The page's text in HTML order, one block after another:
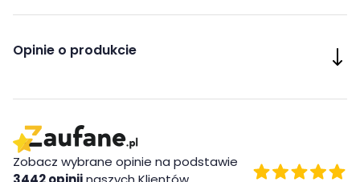
Opinie o produkcie
Zobacz wybrane opinie na podstawie